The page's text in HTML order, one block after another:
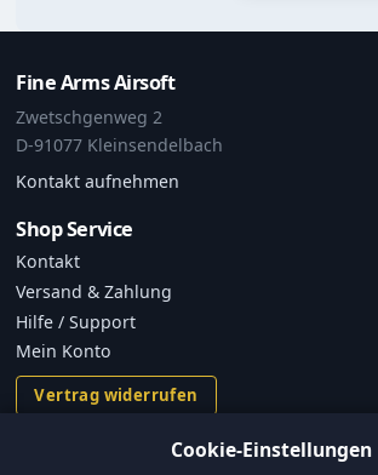
Fine Arms Airsoft
Zwetschgenweg 2
D-91077 Kleinsendelbach
Kontakt aufnehmen
Shop Service
Kontakt
Versand & Zahlung
Hilfe / Support
Mein Konto
Vertrag widerrufen
Cookie-Einstellungen